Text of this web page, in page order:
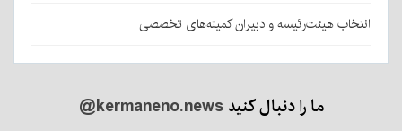
انتخاب هیئت‌رئیسه و دبیران کمیته‌های تخصصی
ما را دنبال کنید@kermaneno.news